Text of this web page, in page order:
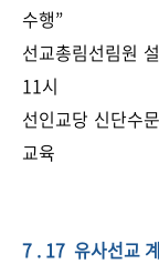
수행”
선교총림선림원
11시
선인교당 신단수
교육​
7 . 17 유사선교